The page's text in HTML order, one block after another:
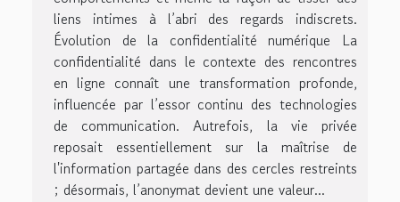
liens intimes à l’abri des regards indiscrets.
Évolution de la confidentialité numérique La
confidentialité dans le contexte des rencontres
en ligne connaît une transformation profonde,
influencée par l’essor continu des technologies
de communication. Autrefois, la vie privée
reposait essentiellement sur la maîtrise de
l'information partagée dans des cercles restreints
; désormais, l’anonymat devient une valeur...